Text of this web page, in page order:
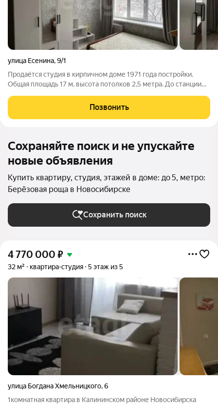
улица Есенина,9/1
Продаётся студия в кирпичном доме 1971 года постройки.
Общая площадь 17 м, высота потолков 2,5 метра. До станции
качественный ремонт,
Позвонить
Сохраняйте поиск и не упускайте
новые объявления
Купить квартиру, студия, этажей в доме: до 5, метро:
Берёзовая роща в Новосибирске
Сохранить поиск
4 770 000 ₽
32 м² квартира-студия 5 этаж из 5
улица Богдана Хмельницкого,6
1комнатная квартира в Калининском районе Новосибирска